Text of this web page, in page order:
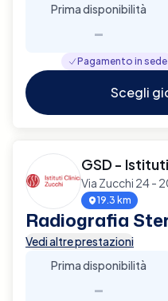
Prima disponibilità
-
Pagamento in sede
Scegli
GSD -
Via Zucchi 24 -
19.3 km
Radiografia
Vedi altre prestazioni
Prima disponibilità
-